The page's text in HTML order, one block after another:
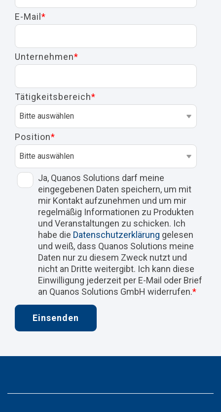
E-Mail *
Unternehmen*
Tätigkeitsbereich*
Position*
Ja, Quanos Solutions darf meine
eingegebenen Daten speichern, um mit
mir Kontakt aufzunehmen und um mir
regelmäßig Informationen zu Produkten
und Veranstaltungen zu schicken. Ich
habe die Datenschutzerklärung gelesen
und weiß, dass Quanos Solutions meine
Daten nur zu diesem Zweck nutzt und
nicht an Dritte weitergibt. Ich kann diese
Einwilligung jederzeit per E-Mail oder Brief
an Quanos Solutions GmbH widerrufen.*